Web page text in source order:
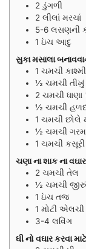
2 ડુંગળી
2 લીલાં મરચાં
5-6 લસણની
1 ઇંચ આદુ
સુકા મસાલા
1 ચમચી
½ ચમચી
2 ચમચી ધાણા
½ ચમચી
1 ચમચી છોલે
½ ચમચી ગરમ
1 ચમચી
ચણા ના શાક ના
2 ચમચી તેલ
½ ચમચી જીરું
1 ઇંચ તજ
1 મોટી એલચી
3-4 લવિંગ
ઘી નો વઘાર કરવા